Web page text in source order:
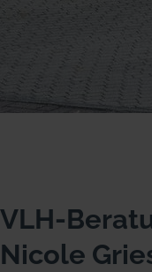
VLH-
Nicole